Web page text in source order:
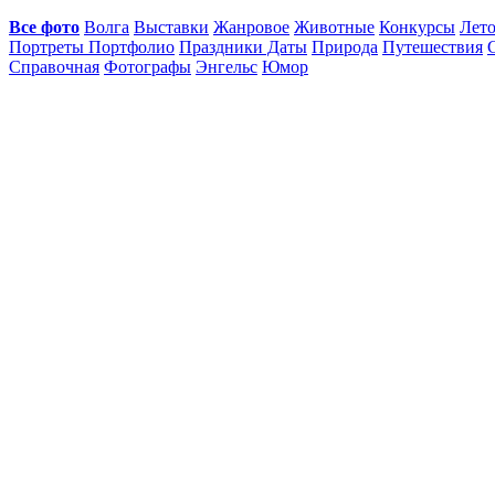
Все фото Волга Выставки Жанровое Животные Конкурсы
Портреты Портфолио Праздники Даты Природа Путешествия
Справочная Фотографы Энгельс Юмор